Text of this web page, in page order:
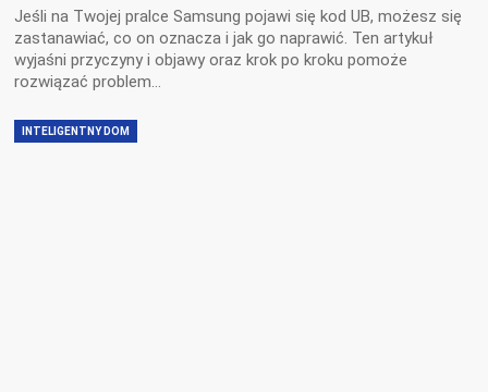
Jeśli na Twojej pralce Samsung pojawi się kod UB, możesz się
zastanawiać, co on oznacza i jak go naprawić. Ten artykuł
wyjaśni przyczyny i objawy oraz krok po kroku pomoże
rozwiązać problem…
INTELIGENTNY DOM